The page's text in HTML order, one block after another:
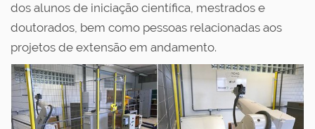
dos alunos de iniciação científica, mestrados e
doutorados, bem como pessoas relacionadas aos
projetos de extensão em andamento.